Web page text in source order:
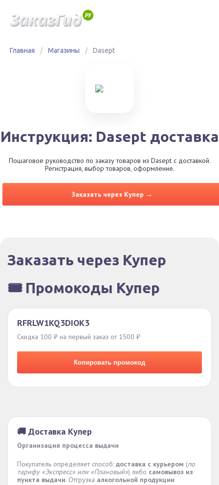
Главная / Магазины / Dasept
Инструкция: Dasept доставка
Пошаговое руководство по заказу товаров из Dasept с доставкой.
Регистрация, выбор товаров, оформление.
Заказать через Купер →
Заказать через Купер
🎟️ Промокоды Купер
RFRLW1KQ3DIOK3
Скидка 100 ₽ на первый заказ от 1500 ₽
Копировать промокод
🚚 Доставка Купер
Организация процесса выдачи
Покупатель определяет способ: доставка с курьером (по
тарифу «Экспресс» или «Плановый») либо самовывоз из
пункта выдачи. Отгрузка алкогольной продукции